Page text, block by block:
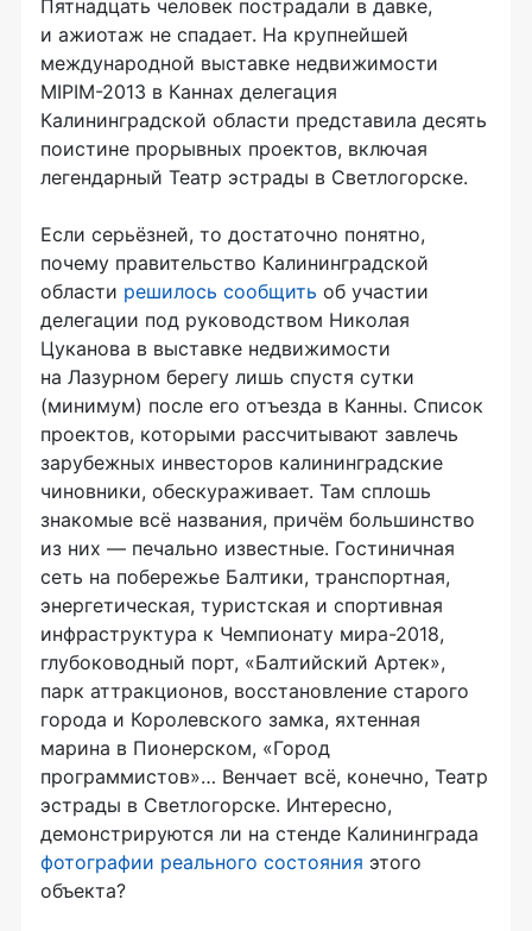
Пятнадцать человек пострадали в давке,
и ажиотаж не спадает. На крупнейшей
международной выставке недвижимости
MIPIM-2013 в Каннах делегация
Калининградской области представила десять
поистине прорывных проектов, включая
легендарный Театр эстрады в Светлогорске.
Если серьёзней, то достаточно понятно,
почему правительство Калининградской
области решилось сообщить об участии
делегации под руководством Николая
Цуканова в выставке недвижимости
на Лазурном берегу лишь спустя сутки
(минимум) после его отъезда в Канны. Список
проектов, которыми рассчитывают завлечь
зарубежных инвесторов калининградские
чиновники, обескураживает. Там сплошь
знакомые всё названия, причём большинство
из них — печально известные. Гостиничная
сеть на побережье Балтики, транспортная,
энергетическая, туристская и спортивная
инфраструктура к Чемпионату мира-2018,
глубоководный порт, «Балтийский Артек»,
парк аттракционов, восстановление старого
города и Королевского замка, яхтенная
марина в Пионерском, «Город
программистов»… Венчает всё, конечно, Театр
эстрады в Светлогорске. Интересно,
демонстрируются ли на стенде Калининграда
фотографии реального состояния этого
объекта?